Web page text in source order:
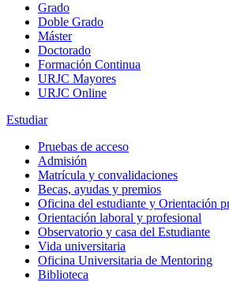
Grado
Doble Grado
Máster
Doctorado
Formación Continua
URJC Mayores
URJC Online
Estudiar
Pruebas de acceso
Admisión
Matrícula y convalidaciones
Becas, ayudas y premios
Oficina del estudiante y Orientación
Orientación laboral y profesional
Observatorio y casa del Estudiante
Vida universitaria
Oficina Universitaria de Mentoring
Biblioteca